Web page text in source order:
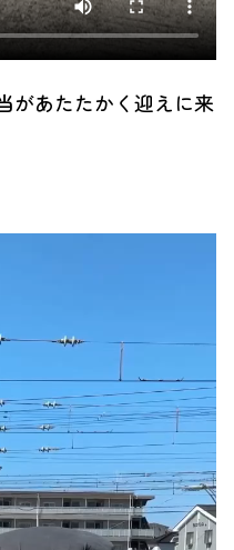
があたたかく迎えに来